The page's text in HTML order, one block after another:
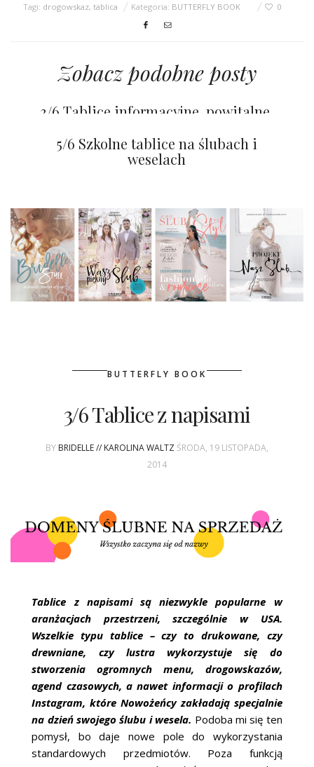
Tagi: drogowskaz,tablica Kategoria: BUTTERFLY BOOK 0
Zobacz podobne posty
3/6 Tablice informacyjne, powitalne,
4/6 Napisy na ślubie i weselu
5/6 Szkolne tablice na ślubach i
weselach
BUTTERFLY BOOK
3/6 Tablice z napisami
BY BRIDELLE // KAROLINA WALTZ ŚRODA, 19 LISTOPADA,
2014
Tablice z napisami są niezwykle popularne w
aranżacjach przestrzeni, szczególnie w USA.
Wszelkie typu tablice – czy to drukowane, czy
drewniane, czy lustra wykorzystuje się do
stworzenia ogromnych menu, drogowskazów,
agend czasowych, a nawet informacji o profilach
Instagram, które Nowożeńcy zakładają specjalnie
na dzień swojego ślubu i wesela. Podoba mi się ten
pomysł, bo daje nowe pole do wykorzystania
standardowych przedmiotów. Poza funkcją